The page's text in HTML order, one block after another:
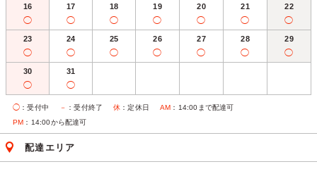
16
◯
17
◯
18
◯
19
◯
20
◯
21
◯
22
◯
23
◯
24
◯
25
◯
26
◯
27
◯
28
◯
29
◯
30
◯
31
◯
◯ ：受付中 － ：受付終了 休 ：定休日 AM ：14:00まで配達可
PM ：14:00から配達可
配達エリア